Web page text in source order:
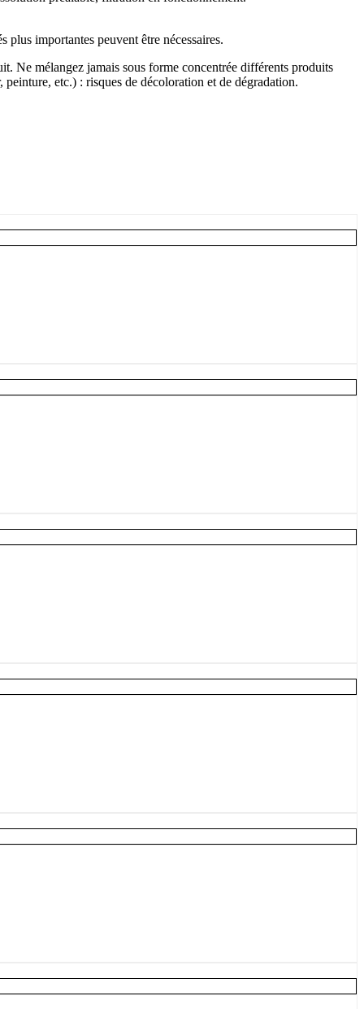
importantes peuvent être nécessaires.
Ne mélangez jamais sous forme concentrée différents produits
etc.) : risques de décoloration et de dégradation.